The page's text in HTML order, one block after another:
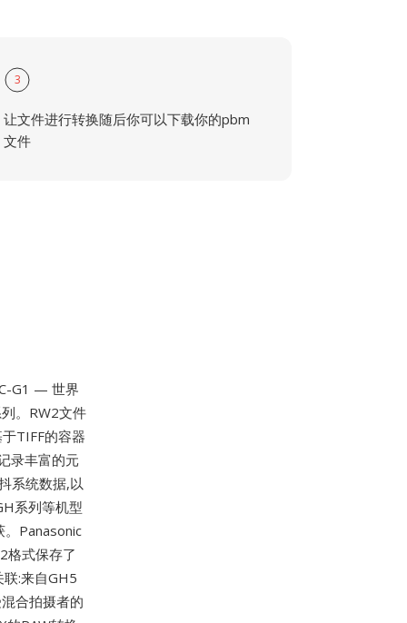
3
让文件进行转换随后你可以下载你的pbm
文件
G1 — 世界
。RW2文件
TIFF的容器
录丰富的元
系统数据,以
系列等机型
。Panasonic
格式保存了
:来自GH5
合拍摄者的